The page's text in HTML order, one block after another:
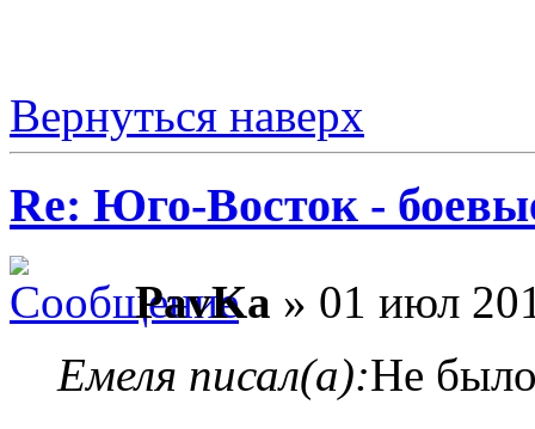
Вернуться наверх
Re: Юго-Восток -
PavKa » 01 июл
Емеля писал(а):Не